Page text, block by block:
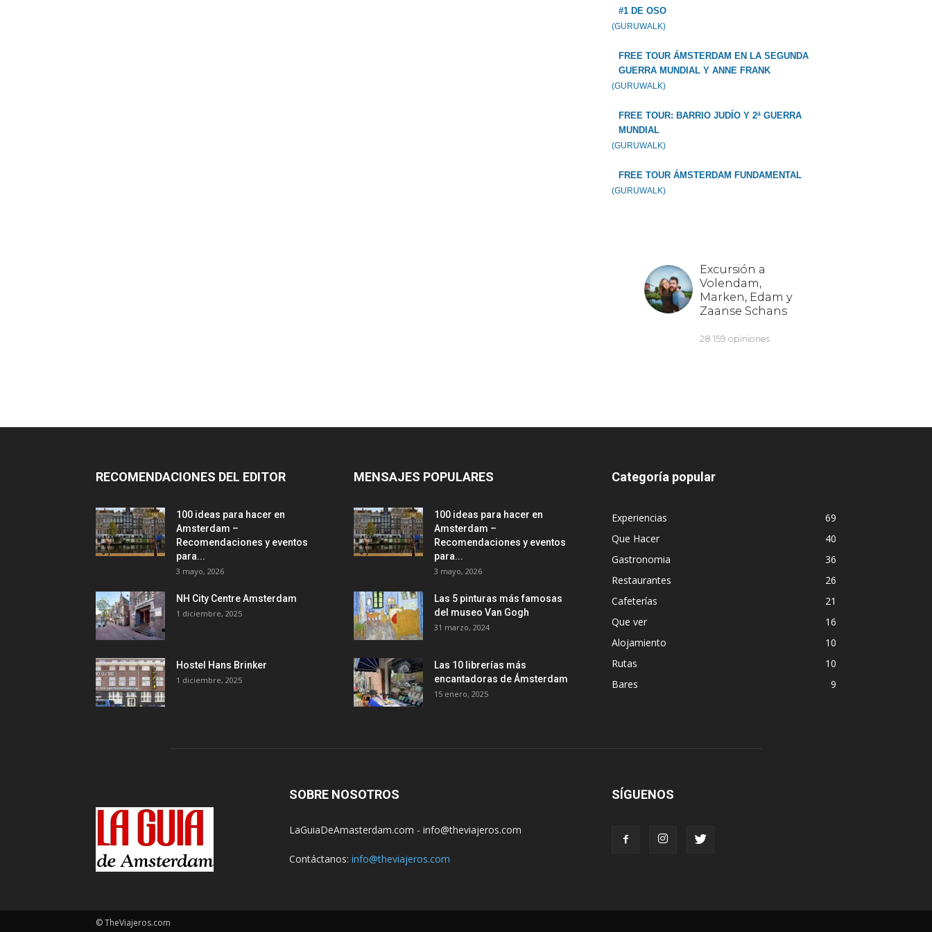
#1 DE OSO
(GURUWALK)
FREE TOUR ÁMSTERDAM EN LA SEGUNDA
GUERRA MUNDIAL Y ANNE FRANK
(GURUWALK)
FREE TOUR: BARRIO JUDÍO Y 2ª GUERRA
MUNDIAL
(GURUWALK)
FREE TOUR ÁMSTERDAM FUNDAMENTAL
(GURUWALK)
RECOMENDACIONES DEL EDITOR
100 ideas para hacer en
Amsterdam –
Recomendaciones y eventos
para...
3 mayo, 2026
NH City Centre Amsterdam
1 diciembre, 2025
Hostel Hans Brinker
1 diciembre, 2025
MENSAJES POPULARES
100 ideas para hacer en
Amsterdam –
Recomendaciones y eventos
para...
3 mayo, 2026
Las 5 pinturas más famosas
del museo Van Gogh
31 marzo, 2024
Las 10 librerías más
encantadoras de Ámsterdam
15 enero, 2025
Categoría popular
Experiencias
69
Que Hacer
40
Gastronomia
36
Restaurantes
26
Cafeterías
21
Que ver
16
Alojamiento
10
Rutas
10
Bares
9
SOBRE NOSOTROS
LaGuiaDeAmasterdam.com - info@theviajeros.com
Contáctanos: info@theviajeros.com
SÍGUENOS
© TheViajeros.com